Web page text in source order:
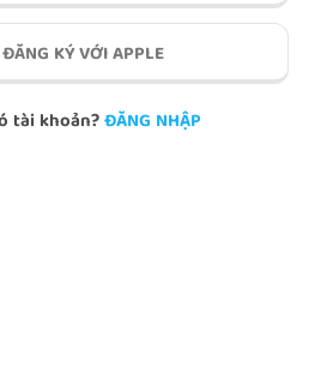
ĐĂNG KÝ VỚI APPLE
tài khoản?ĐĂNG NHẬP